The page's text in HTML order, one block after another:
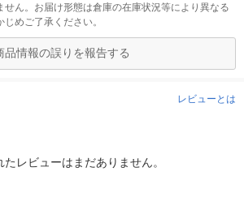
せん。お届け形態は倉庫の在庫状況等により異なる
めご了承ください。
品情報の誤りを報告する
レビューとは
たレビューはまだありません。